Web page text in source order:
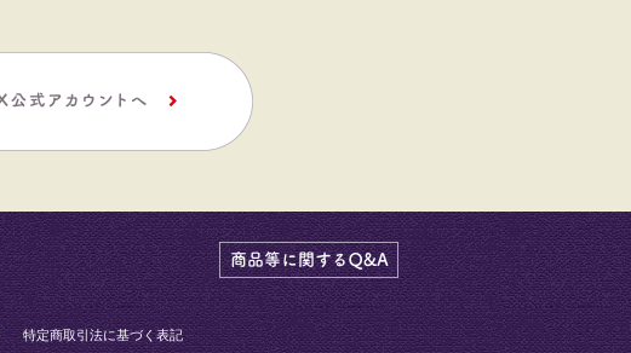
特定商取引法に基づく表記